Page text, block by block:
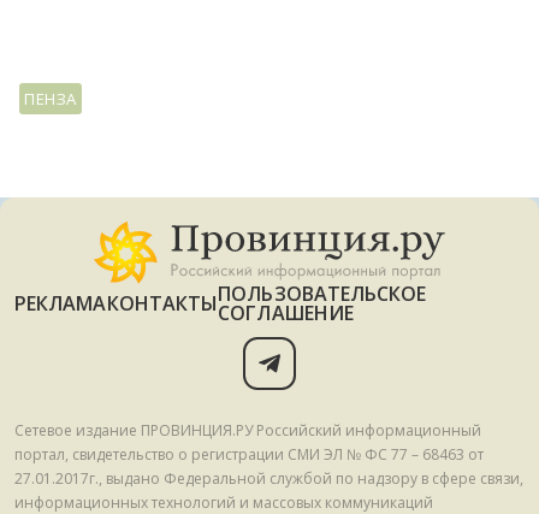
ПЕНЗА
РЕКЛАМАКОНТАКТЫПОЛЬЗОВАТЕЛЬСКОЕ
СОГЛАШЕНИЕ
Сетевое издание ПРОВИНЦИЯ.РУ Российский информационный
портал, свидетельство о регистрации СМИ ЭЛ № ФС 77 – 68463 от
27.01.2017г., выдано Федеральной службой по надзору в сфере связи,
информационных технологий и массовых коммуникаций